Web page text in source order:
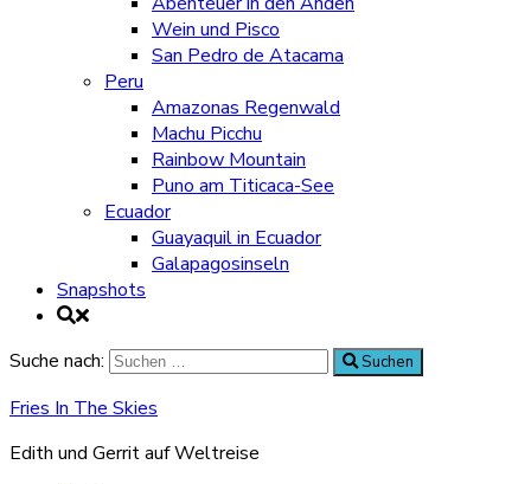
Wein und Pisco
San Pedro de Atacama
Peru
Amazonas Regenwald
Machu Picchu
Rainbow Mountain
Puno am Titicaca-See
Ecuador
Guayaquil in Ecuador
Galapagosinseln
Snapshots
Suche nach: Suchen
Fries In The Skies
Edith und Gerrit auf Weltreise